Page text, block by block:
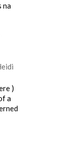
na
)
a